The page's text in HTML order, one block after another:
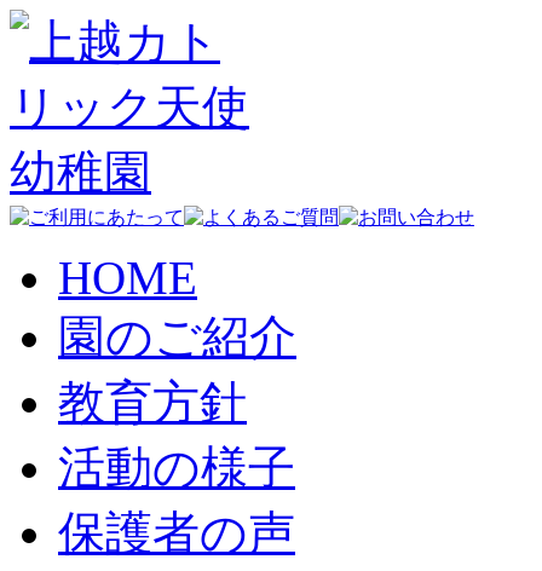
HOME
園のご紹介
教育方針
活動の様子
保護者の声